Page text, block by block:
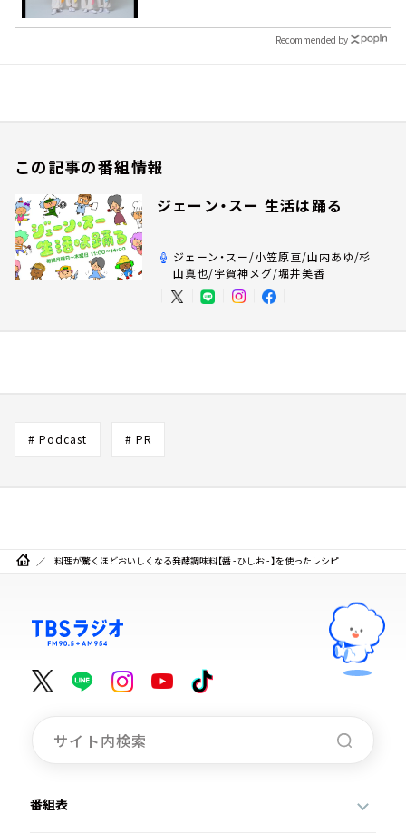
Recommended by
この記事の番組情報
ジェーン・スー 生活は踊る
ジェーン・スー/小笠原亘/山内あゆ/杉
山真也/宇賀神メグ/堀井美香
# Podcast # PR
料理が驚くほどおいしくなる発酵調味料【醤 - ひしお - 】を使ったレシピ
番組表